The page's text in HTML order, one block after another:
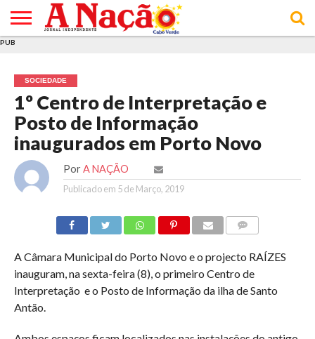
E DE
COOKIES
DE
UTILIZAÇÃO
PUB
SOCIEDADE
1º Centro de Interpretação e
Posto de Informação
inaugurados em Porto Novo
Por A NAÇÃO
Publicado em 5 de Março, 2019
A Câmara Municipal do Porto Novo e o projecto RAÍZES
inauguram, na sexta-feira (8), o primeiro Centro de
Interpretação e o Posto de Informação da ilha de Santo
Antão.